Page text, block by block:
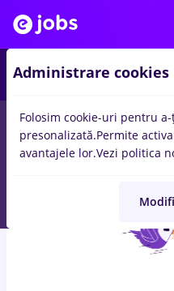
locuri de muncaafter
Instalatii
Administrare cookies
Folosim cookie-uri pentru
presonalizată.Permite
avantajele lor.Vezi politica